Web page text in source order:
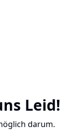
Leid!
darum.